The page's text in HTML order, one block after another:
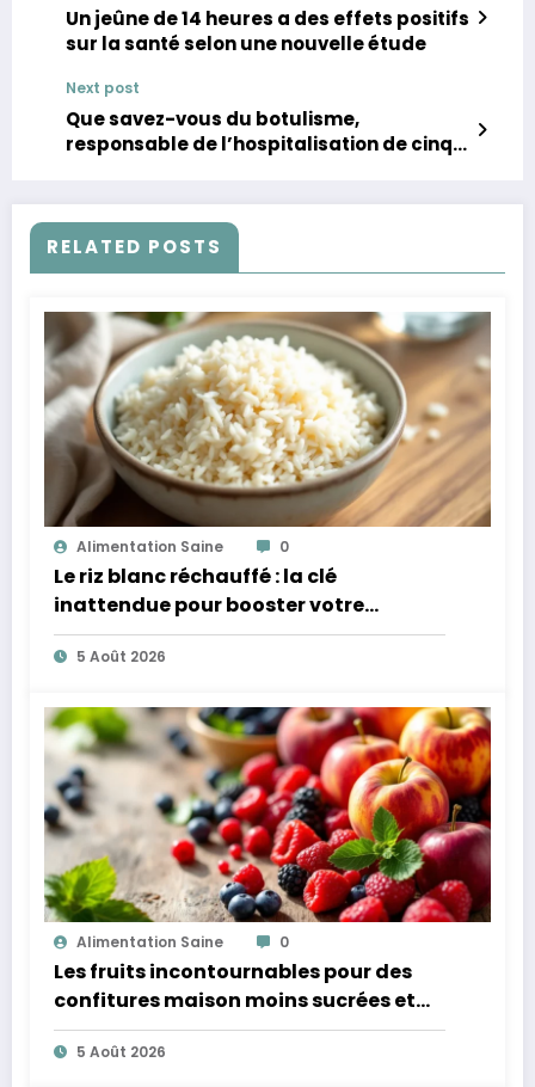
Un jeûne de 14 heures a des effets positifs
sur la santé selon une nouvelle étude
Next post
Que savez-vous du botulisme,
responsable de l’hospitalisation de cinq
RELATED POSTS
Alimentation Saine 0
Le riz blanc réchauffé : la clé
inattendue pour booster votre
microbiote
5 Août 2026
Alimentation Saine 0
Les fruits incontournables pour des
confitures maison moins sucrées et
plus légères
5 Août 2026